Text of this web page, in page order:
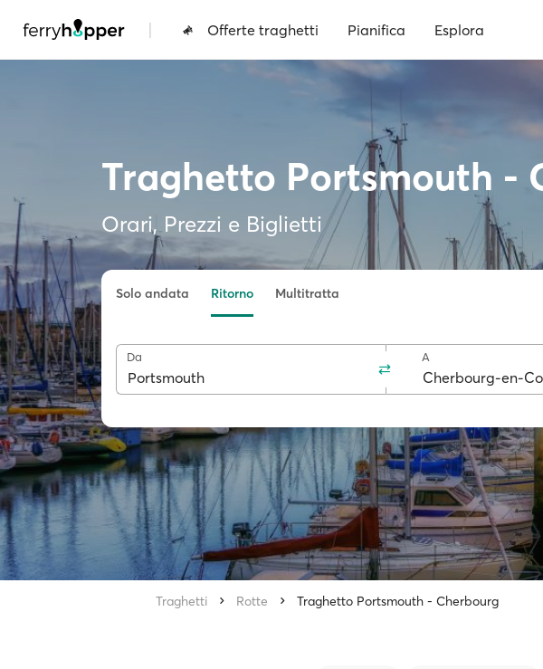
| Offerte traghetti Pianifica Esplora
Traghetto Portsmouth -
Orari, Prezzi e Biglietti
Solo andata Ritorno Multitratta
Da A
Traghetti Rotte Traghetto Portsmouth - Cherbourg